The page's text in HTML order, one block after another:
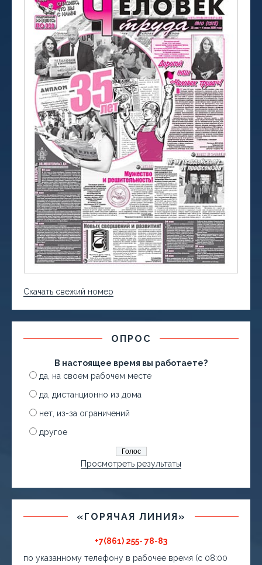
Скачать свежий номер
ОПРОС
В настоящее время вы работаете?
да, на своем рабочем месте
да, дистанционно из дома
нет, из-за ограничений
другое
Просмотреть результаты
«ГОРЯЧАЯ ЛИНИЯ»
+7(861) 255- 78-83
по указанному телефону в рабочее время (с 08:00